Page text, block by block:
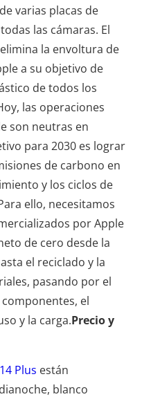
varias placas de
las cámaras. El
la envoltura de
a su objetivo de
de todos los
las operaciones
son neutras en
para 2030 es lograr
de carbono en
y los ciclos de
ello, necesitamos
por Apple
de cero desde la
el reciclado y la
pasando por el
el
y la carga.Precio y
Plus están
blanco